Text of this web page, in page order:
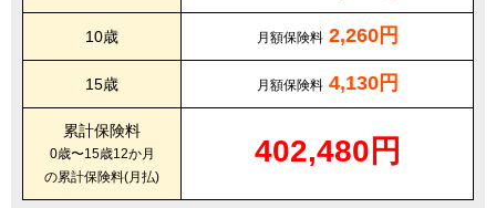
10歳 月額保険料 2,260円
15歳 月額保険料 4,130円
累計保険料
0歳〜15歳12か月
の累計保険料(月払)
402,480円